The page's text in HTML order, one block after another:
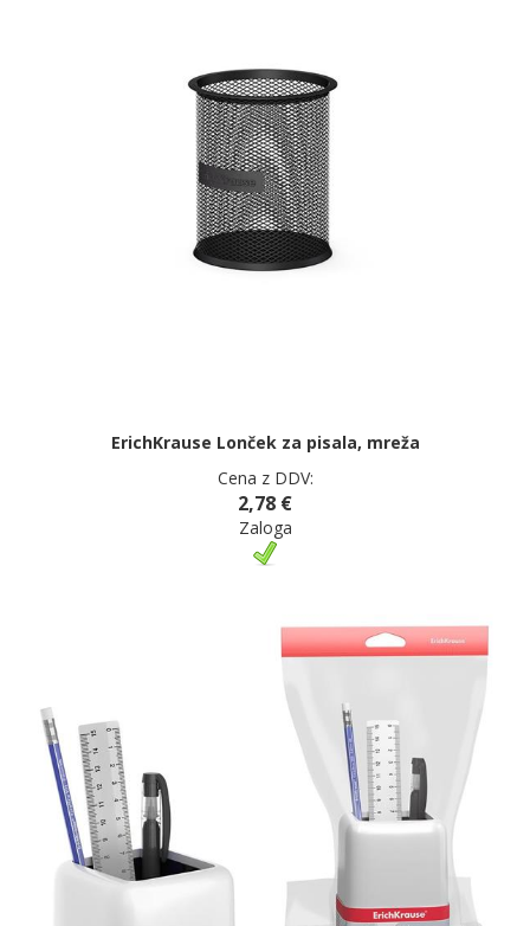
ErichKrause Lonček za pisala, mreža
Cena z DDV:
2,78 €
Zaloga